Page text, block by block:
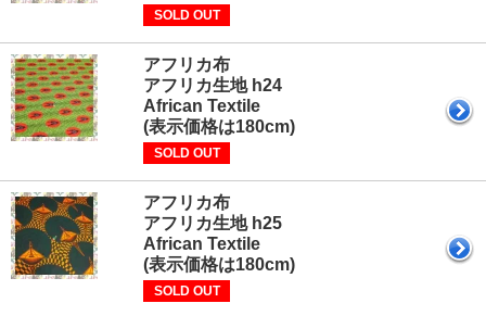
SOLD OUT
アフリカ布
アフリカ生地 h24
African Textile
(表示価格は180cm)
SOLD OUT
アフリカ布
アフリカ生地 h25
African Textile
(表示価格は180cm)
SOLD OUT